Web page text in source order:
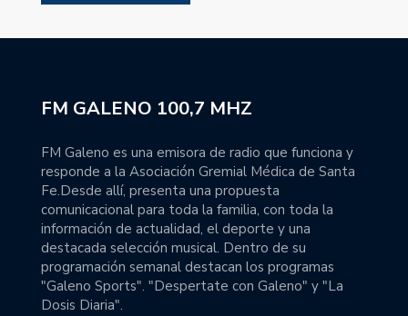
FM GALENO 100,7 MHZ
FM Galeno es una emisora de radio que funciona y
responde a la Asociación Gremial Médica de Santa
Fe.Desde allí, presenta una propuesta
comunicacional para toda la familia, con toda la
información de actualidad, el deporte y una
destacada selección musical. Dentro de su
programación semanal destacan los programas
"Galeno Sports". "Despertate con Galeno" y "La
Dosis Diaria".